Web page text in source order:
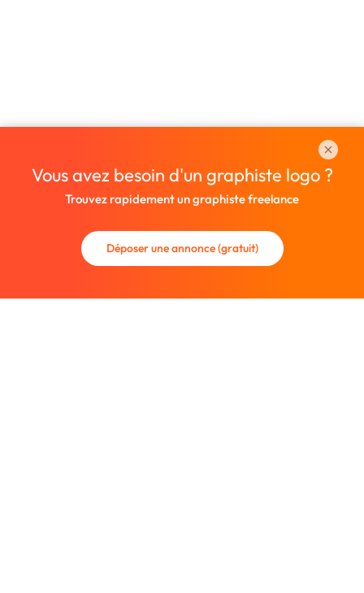
Vous avez besoin d'un graphiste logo ?
Trouvez rapidement un graphiste freelance
Déposer une annonce (gratuit)